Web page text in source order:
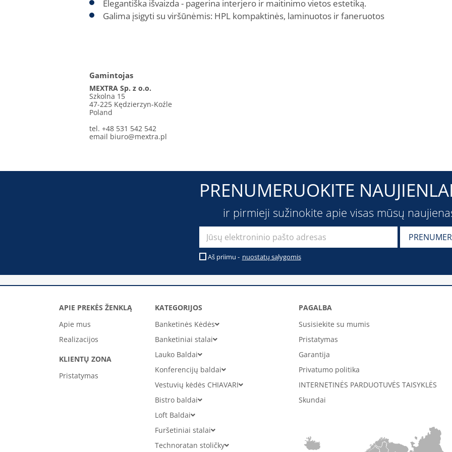
Elegantiška išvaizda - pagerina interjero ir maitinimo vietos estetiką.
Galima įsigyti su viršūnėmis: HPL kompaktinės, laminuotos ir faneruotos
Gamintojas
MEXTRA Sp. z o.o.
Szkolna 15
47-225 Kędzierzyn-Koźle
Poland
tel. +48 531 542 542
email biuro@mextra.pl
PRENUMERUOKITE
ir pirmieji sužinokite apie visas mūsų
Aš priimu - nuostatų sąlygomis
APIE PREKĖS ŽENKLĄ
Apie mus
Realizacijos
KLIENTŲ ZONA
Pristatymas
KATEGORIJOS
Banketinės Kėdės
Banketiniai stalai
Lauko Baldai
Konferencijų baldai
Vestuvių kėdės CHIAVARI
Bistro baldai
Loft Baldai
Furšetiniai stalai
Technoratan stoličky
PAGALBA
Susisiekite su mumis
Pristatymas
Garantija
Privatumo politika
INTERNETINĖS PARDUOTUVĖS TAISYKLĖS
Skundai